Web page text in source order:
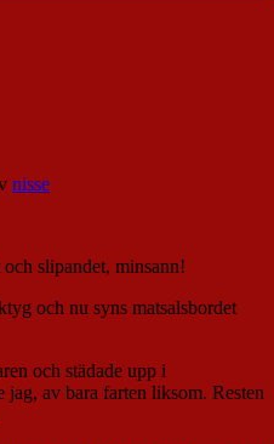
nisse
slipandet, minsann!
och nu syns matsalsbordet
och städade upp i
jag, av bara farten liksom. Resten